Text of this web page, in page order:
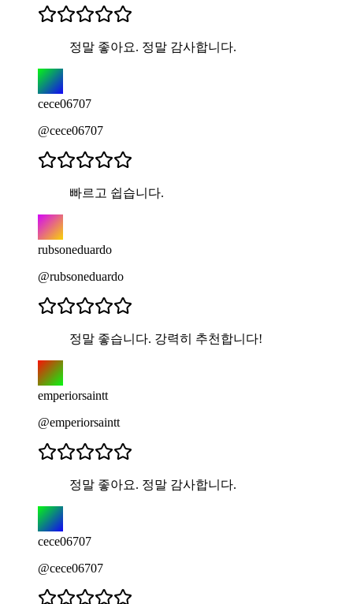
정말 좋아요. 정말 감사합니다.
cece06707
@cece06707
빠르고 쉽습니다.
rubsoneduardo
@rubsoneduardo
정말 좋습니다. 강력히 추천합니다!
emperiorsaintt
@emperiorsaintt
정말 좋아요. 정말 감사합니다.
cece06707
@cece06707